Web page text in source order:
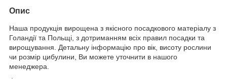
Опис
Наша продукція вирощена з якісного посадкового матеріалу з
Голандії та Польщі, з дотриманням всіх правил посадки та
вирощування. Детальну інформацію про вік, висоту рослини
чи розмір цибулини, Ви можете уточнити в нашого
менеджера.